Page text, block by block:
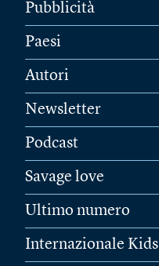
Pubblicità
Paesi
Autori
Newsletter
Podcast
Savage love
Ultimo numero
Internazionale Kids